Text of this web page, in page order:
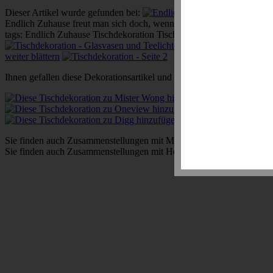
Dieser Artikel wurde gefunden bei:
Endlich Zuhause freut man sich doch, wenn was Schönes auf dem
tags: Endlich Zuhause Tischdekoration Tisch Tafel Dekoration
weiter blättern
Ihnen gefallen diese Dekorationsartikel und wollen diese
Sie finden auch Zusammenstellungen mit Möbel auf der Partnerseite:
Sie finden auch Zusammenstellungen mit Heimtextilien auf der